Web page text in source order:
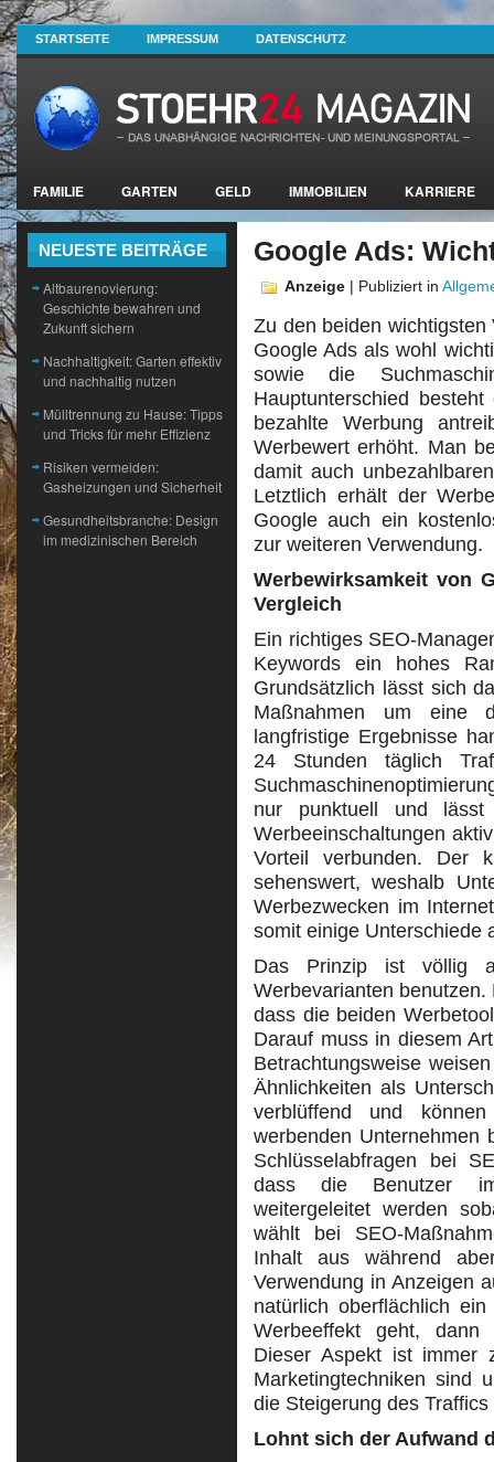
STARTSEITE IMPRESSUM DATENSCHUTZ
FAMILIE GARTEN GELD IMMOBILIEN KARRIERE
NEUESTE BEITRÄGE
Altbaurenovierung:
Geschichte bewahren und
Zukunft sichern
Nachhaltigkeit: Garten effektiv
und nachhaltig nutzen
Mülltrennung zu Hause: Tipps
und Tricks für mehr Effizienz
Risiken vermeiden:
Gasheizungen und Sicherheit
Gesundheitsbranche: Design
im medizinischen Bereich
Google Ads:
Anzeige | Publiziert in
Zu den beiden
Google Ads als wohl
sowie die
Hauptunterschied
bezahlte Werbung
Werbewert erhöht. Man
damit auch
Letztlich erhält der
Google auch ein
zur weiteren Verwendung.
Werbewirksamkeit von
Vergleich
Ein richtiges SEO-
Keywords ein hohes
Grundsätzlich lässt sich
Maßnahmen um eine
langfristige Ergebnisse
24 Stunden täglich
nur punktuell und
Werbeeinschaltungen
Vorteil verbunden. Der
sehenswert, weshalb
Werbezwecken im
somit einige Unterschiede
Das Prinzip ist völlig
Werbevarianten
dass die beiden
Darauf muss in diesem
Betrachtungsweise
Ähnlichkeiten als
verblüffend und
werbenden Unternehmen
Schlüsselabfragen bei
dass die Benutzer
weitergeleitet werden
wählt bei SEO-
Inhalt aus während
Verwendung in Anzeigen
natürlich oberflächlich
Werbeeffekt geht, dann
Dieser Aspekt ist immer
Marketingtechniken sind
die Steigerung des Traffics
Lohnt sich der Aufwand